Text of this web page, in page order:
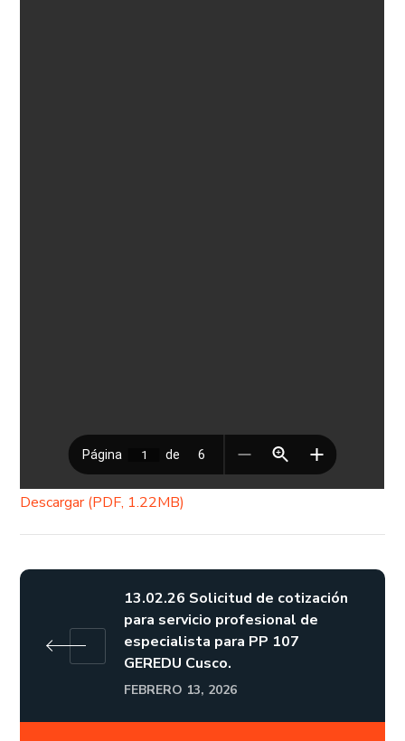
Descargar (PDF, 1.22MB)
13.02.26 Solicitud de cotización
para servicio profesional de
especialista para PP 107
GEREDU Cusco.
FEBRERO 13, 2026